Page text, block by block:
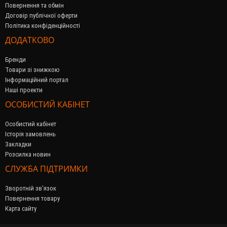
Повернення та обмін
Договір публічної оферти
Політика конфіденційності
ДОДАТКОВО
Бренди
Товари зі знижкою
Інформаційний портал
Наші проекти
ОСОБИСТИЙ КАБІНЕТ
Особистий кабінет
Історія замовлень
Закладки
Розсилка новин
СЛУЖБА ПІДТРИМКИ
Зворотній зв’язок
Повернення товару
Карта сайту